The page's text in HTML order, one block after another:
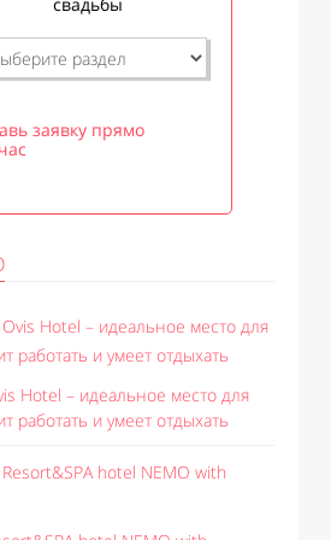
заявку прямо
Hotel – идеальное место для
работать и умеет отдыхать